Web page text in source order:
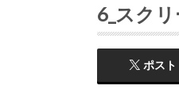
6_スク
ポスト